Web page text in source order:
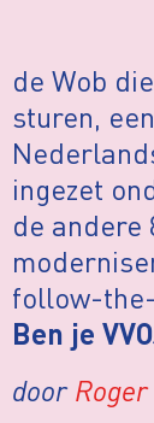
de Wob
sturen,
ingezet
de andere
follow-
Ben je
door